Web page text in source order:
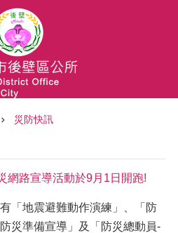
災防快訊
網路宣導活動於9月1日開跑!
「地震避難動作演練」、「防
災準備宣導」及「防災總動員-